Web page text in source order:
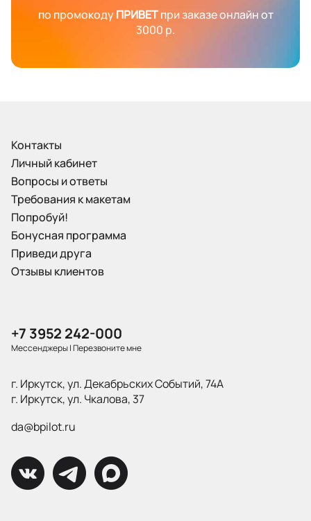
по промокодуПРИВЕТпри заказе онлайн от
3000 р.
Контакты
Личный кабинет
Вопросы и ответы
Требования к макетам
Попробуй!
Бонусная программа
Приведи друга
Отзывы клиентов
+7 3952 242-000
Мессенджеры|Перезвоните мне
г. Иркутск, ул. Декабрьских Событий, 74А
г. Иркутск, ул. Чкалова, 37
da@bpilot.ru